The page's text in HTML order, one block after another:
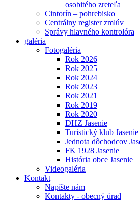
osobitého zreteľa
Cintorín – pohrebisko
Centrálny register zmlúv
Správy hlavného kontrolóra
galéria
Fotogaléria
Rok 2026
Rok 2025
Rok 2024
Rok 2023
Rok 2021
Rok 2019
Rok 2020
DHZ Jasenie
Turistický klub Jasenie
Jednota dôchodcov
FK 1928 Jasenie
História obce Jasenie
Videogaléria
Kontakt
Napíšte nám
Kontakty - obecný úrad